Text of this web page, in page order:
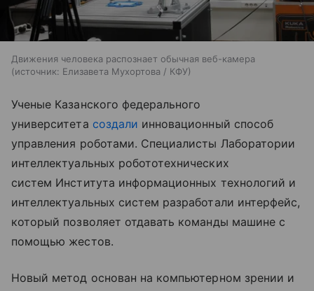
Движения человека распознает обычная веб-камера
источник: Елизавета Мухортова / КФУ
Ученые Казанского федерального
университета создали инновационный способ
управления роботами. Специалисты Лаборатории
интеллектуальных робототехнических
систем Института информационных технологий и
интеллектуальных систем разработали интерфейс,
который позволяет отдавать команды машине с
помощью жестов.
Новый метод основан на компьютерном зрении и